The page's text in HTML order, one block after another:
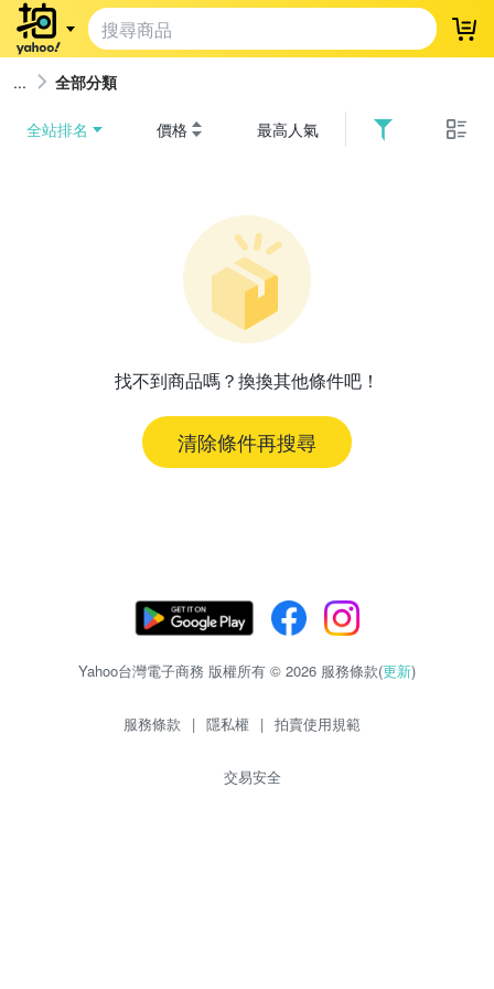
登
全部分類
全站排名 價格 最高人氣
找不到商品嗎？換換其他條件吧！
清除條件再搜尋
Yahoo台灣電子商務 版權所有 © 2026 服務條款(更新)
服務條款 | 隱私權 | 拍賣使用規範
交易安全